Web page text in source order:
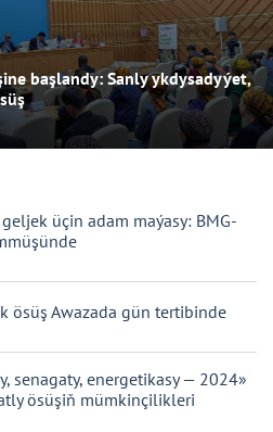
başlandy: Sanly ykdysadyýet,
üçin adam maýasy: BMG-
ösüş Awazada gün tertibinde
senagaty, energetikasy — 2024»
ösüşiň mümkinçilikleri